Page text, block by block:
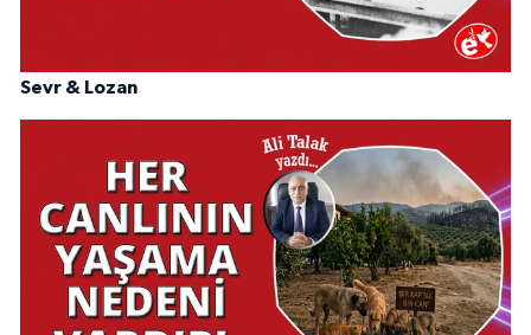
Sevr & Lozan